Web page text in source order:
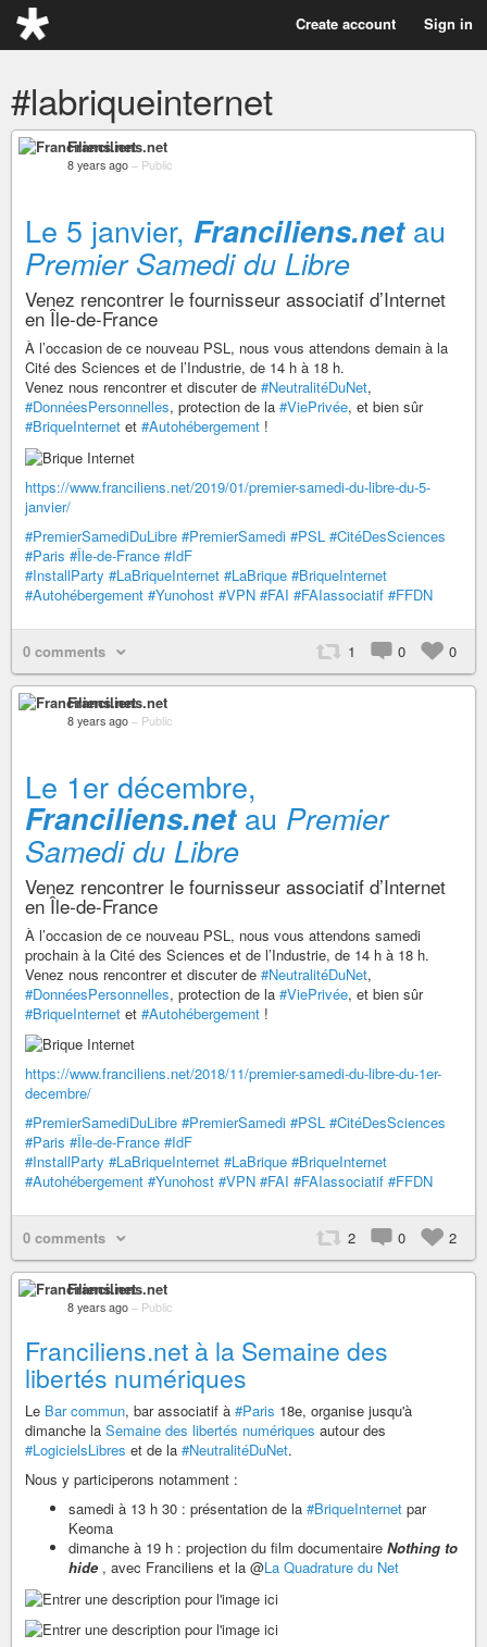
Create account Sign in
#labriqueinternet
Franciliens.net
8 years ago – Public
Le 5 janvier, Franciliens.netau
Premier Samedi du Libre
Venez rencontrer le fournisseur associatif d’Internet
en Île-de-France
À l’occasion de ce nouveau PSL, nous vous attendons demain à la
Cité des Sciences et de l’Industrie, de 14 h à 18 h.
Venez nous rencontrer et discuter de #NeutralitéDuNet,
#DonnéesPersonnelles, protection de la #ViePrivée, et bien sûr
#BriqueInternet et #Autohébergement !
https://www.franciliens.net/2019/01/premier-samedi-du-libre-du-5-
janvier/
#PremierSamediDuLibre #PremierSamedi #PSL #CitéDesSciences
#Paris #Île-de-France #IdF
#InstallParty #LaBriqueInternet #LaBrique #BriqueInternet
#Autohébergement #Yunohost #VPN #FAI #FAIassociatif #FFDN
0 comments 1 0 0
Franciliens.net
8 years ago – Public
Le 1er décembre,
Franciliens.netau Premier
Samedi du Libre
Venez rencontrer le fournisseur associatif d’Internet
en Île-de-France
À l’occasion de ce nouveau PSL, nous vous attendons samedi
prochain à la Cité des Sciences et de l’Industrie, de 14 h à 18 h.
Venez nous rencontrer et discuter de #NeutralitéDuNet,
#DonnéesPersonnelles, protection de la #ViePrivée, et bien sûr
#BriqueInternet et #Autohébergement !
https://www.franciliens.net/2018/11/premier-samedi-du-libre-du-1er-
decembre/
#PremierSamediDuLibre #PremierSamedi #PSL #CitéDesSciences
#Paris #Île-de-France #IdF
#InstallParty #LaBriqueInternet #LaBrique #BriqueInternet
#Autohébergement #Yunohost #VPN #FAI #FAIassociatif #FFDN
0 comments 2 0 2
Franciliens.net
8 years ago – Public
Franciliens.net à la Semaine des
libertés numériques
Le Bar commun, bar associatif à #Paris 18e, organise jusqu'à
dimanche la Semaine des libertés numériques autour des
#LogicielsLibres et de la #NeutralitéDuNet.
Nous y participerons notamment :
samedi à 13 h 30 : présentation de la #BriqueInternet par
Keoma
dimanche à 19 h : projection du film documentaire Nothing to
hide , avec Franciliens et la @La Quadrature du Net